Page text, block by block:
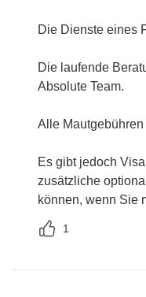
Die Dienste eines
Die laufende
Absolute Team.
Alle
Es gibt jedoch
zusätzliche
können, wenn Sie
1